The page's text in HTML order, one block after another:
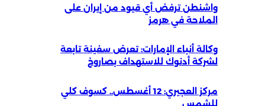
واشنطن ترفض أي قيود من إيران على
الملاحة في هرمز
وكالة أنباء الإمارات: تعرض سفينة تابعة
لشركة أدنوك للاستهداف بصاروخ
مركز العجيري: 12 أغسطس.. كسوف كلي
للشمس